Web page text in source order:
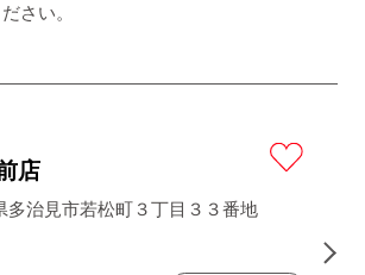
さい。
店
多治見市若松町３丁目３３番地